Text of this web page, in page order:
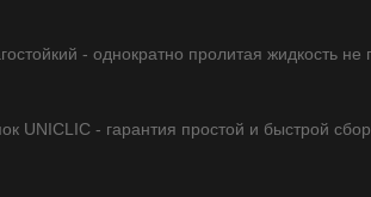
- однократно пролитая жидкость не
UNICLIC - гарантия простой и быстрой